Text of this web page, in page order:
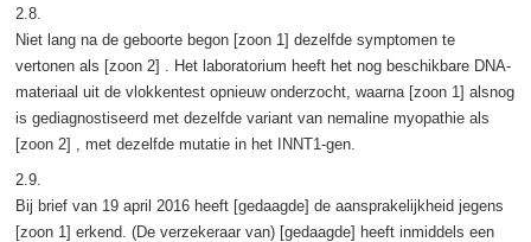
2.8.
Niet lang na de geboorte begon [zoon 1] dezelfde symptomen te
vertonen als [zoon 2] . Het laboratorium heeft het nog beschikbare DNA-
materiaal uit de vlokkentest opnieuw onderzocht, waarna [zoon 1] alsnog
is gediagnostiseerd met dezelfde variant van nemaline myopathie als
[zoon 2] , met dezelfde mutatie in het INNT1-gen.
2.9.
Bij brief van 19 april 2016 heeft [gedaagde] de aansprakelijkheid jegens
[zoon 1] erkend. (De verzekeraar van) [gedaagde] heeft inmiddels een